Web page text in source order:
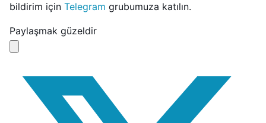
bildirim için Telegram grubumuza katılın.
Paylaşmak güzeldir